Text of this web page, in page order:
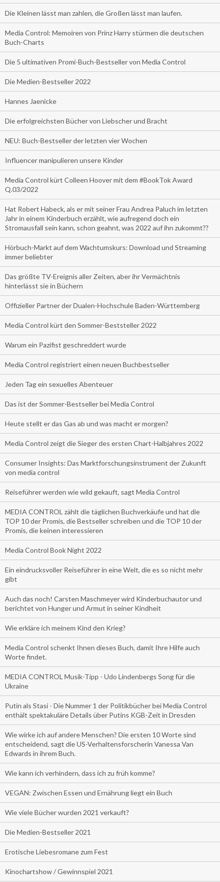
Die Kleinen lässt man zahlen, die Großen lässt man laufen.
Media Control: Memoiren von Prinz Harry stürmen die deutschen
Buch-Charts
Die 5 ultimativen Promi-Buch-Bestseller von Media Control
Die Medien-Bestseller 2022
Hannes Jaenicke
Die erfolgreichsten Bücher von Liebscher und Bracht
NEU: Buch-Bestseller der letzten vier Wochen
Influencer manipulieren unsere Kinder
Media Control kürt Colleen Hoover mit dem #BookTok Award
Q.03/2022
Hat Robert Habeck, als er mit seiner Frau Andrea Paluch im letzten
Jahr in einem Kinderbuch erzählt, wie aufregend doch ein
Stromausfall sein kann, schon geahnt, was 2022 auf ihn zukommt??
Hörbuch-Markt auf dem Wachtumskurs: Download und Streaming
immer beliebter
Das größte TV-Ereignis aller Zeiten, aber ihr Vermächtnis
hinterlässt sie in Büchern
Offizieller Partner der Dualen-Hochschule Baden-Württemberg
Media Control kürt den Sommer-Beststeller 2022
Warum ein Pazifist geschreddert wurde
Media Control registriert einen neuen Buchbestseller
Jeden Tag ein sexuelles Abenteuer
Das ist der Sommer-Bestseller bei Media Control
Heute stellt er das Gas ab und was macht er morgen?
Media Control zeigt die Sieger des ersten Chart-Halbjahres 2022
Consumer Insights: Das Marktforschungsinstrument der Zukunft
von media control
Reiseführer werden wie wild gekauft, sagt Media Control
MEDIA CONTROL zählt die täglichen Buchverkäufe und hat die
TOP 10 der Promis, die Bestseller schreiben und die TOP 10 der
Promis, die keinen interessieren
Media Control Book Night 2022
Ein eindrucksvoller Reiseführer in eine Welt, die es so nicht mehr
gibt
Auch das noch! Carsten Maschmeyer wird Kinderbuchautor und
berichtet von Hunger und Armut in seiner Kindheit
Wie erkläre ich meinem Kind den Krieg?
Media Control schenkt Ihnen dieses Buch, damit Ihre Hilfe auch
Worte findet.
MEDIA CONTROL Musik-Tipp - Udo Lindenbergs Song für die
Ukraine
Putin als Stasi - Die Nummer 1 der Politikbücher bei Media Control
enthält spektakuläre Details über Putins KGB-Zeit in Dresden
Wie wirke ich auf andere Menschen? Die ersten 10 Worte sind
entscheidend, sagt die US-Verhaltensforscherin Vanessa Van
Edwards in ihrem Buch.
Wie kann ich verhindern, dass ich zu früh komme?
VEGAN: Zwischen Essen und Ernährung liegt ein Buch
Wie viele Bücher wurden 2021 verkauft?
Die Medien-Bestseller 2021
Erotische Liebesromane zum Fest
Kinochartshow / Gewinnspiel 2021